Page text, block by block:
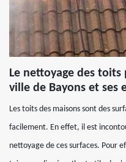
Le nettoyage des toits
ville de Bayons et ses
Les toits des maisons sont des
facilement. En effet, il est
nettoyage de ces surfaces. Pour